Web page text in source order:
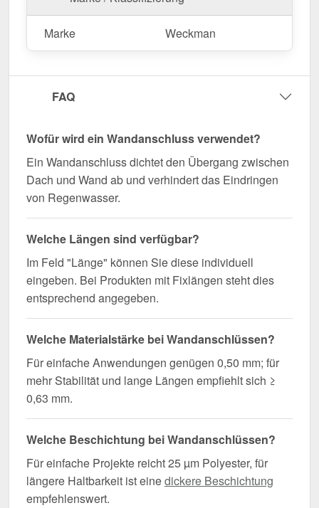
geliefert!
Langlebig, wetterfest, individuell auf Maß – bestellen
Sie jetzt und profitieren Sie von schneller Lieferung!
Marke Weckman
FAQ
Wofür wird ein Wandanschluss verwendet?
Ein Wandanschluss dichtet den Übergang zwischen
Dach und Wand ab und verhindert das Eindringen
von Regenwasser.
Welche Längen sind verfügbar?
Im Feld "Länge" können Sie diese individuell
eingeben. Bei Produkten mit Fixlängen steht dies
entsprechend angegeben.
Welche Materialstärke bei Wandanschlüssen?
Für einfache Anwendungen genügen 0,50 mm; für
mehr Stabilität und lange Längen empfiehlt sich ≥
0,63 mm.
Welche Beschichtung bei Wandanschlüssen?
Für einfache Projekte reicht 25 µm Polyester, für
längere Haltbarkeit ist einedickere Beschichtung
empfehlenswert.